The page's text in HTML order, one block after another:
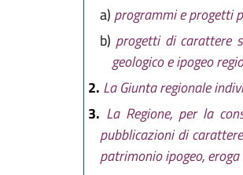
a) programmi e progetti
b) progetti di carattere
geologico e ipogeo
2. La Giunta regionale
3. La Regione, per la
pubblicazioni di
patrimonio ipogeo,